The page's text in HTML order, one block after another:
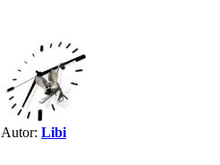
Autor: Libi